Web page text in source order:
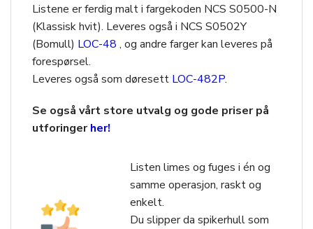
Listene er ferdig malt i fargekoden NCS S0500-N
(Klassisk hvit). Leveres også i NCS S0502Y
(Bomull) LOC-48 , og andre farger kan leveres på
forespørsel.
Leveres også som døresett LOC-482P.
Se også vårt store utvalg og gode priser på
utforingerher!
Listen limes og fuges i én og
samme operasjon, raskt og
enkelt.
Du slipper da spikerhull som